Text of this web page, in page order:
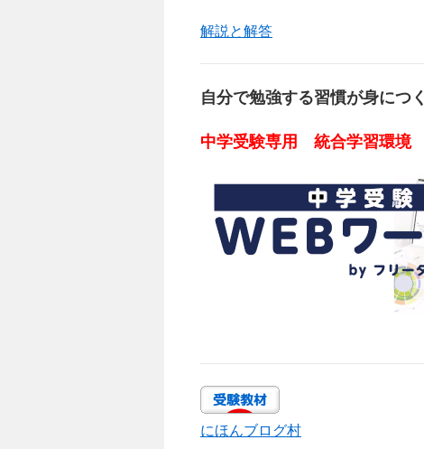
解説と解答
自分で勉強する習慣が身につく
中学受験専用 統合学習環境
にほんブログ村